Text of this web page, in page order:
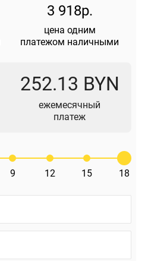
3 918р.
цена одним
платежом наличными
252.13 BYN
ежемесячный
платеж
18
15
12
9